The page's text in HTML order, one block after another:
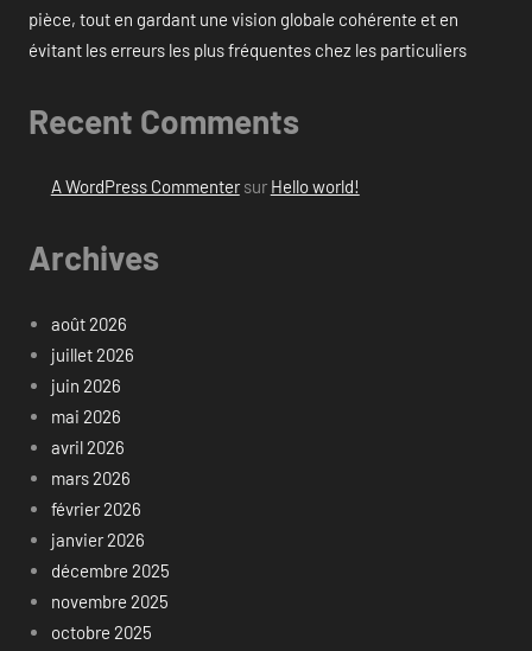
pièce, tout en gardant une vision globale cohérente et en
évitant les erreurs les plus fréquentes chez les particuliers
Recent Comments
A WordPress Commentersur Hello world!
Archives
août 2026
juillet 2026
juin 2026
mai 2026
avril 2026
mars 2026
février 2026
janvier 2026
décembre 2025
novembre 2025
octobre 2025